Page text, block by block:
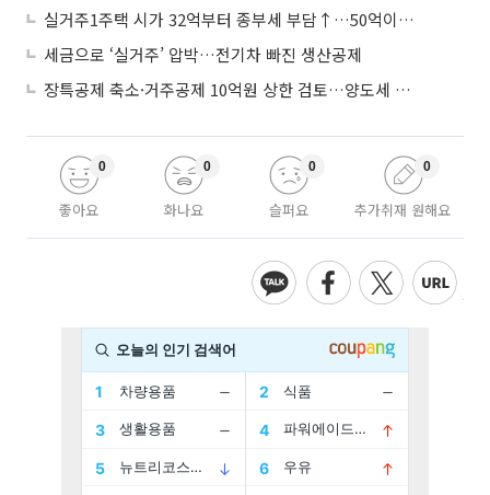
실거주1주택 시가 32억부터 종부세 부담↑…50억이면 454→979만원
세금으로 ‘실거주’ 압박…전기차 빠진 생산공제
장특공제 축소·거주공제 10억원 상한 검토…양도세 실거주 중심 개편
좋아요
0
화나요
0
슬퍼요
0
추가취재 원해요
0